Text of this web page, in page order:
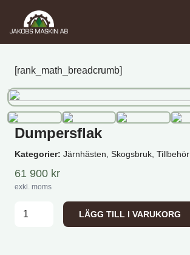
[rank_math_breadcrumb]
Dumpersflak
Kategorier: Järnhästen, Skogsbruk, Tillbehör
61 900 kr
exkl. moms
Dumpersflak mängd
LÄGG TILL I VARUKORG